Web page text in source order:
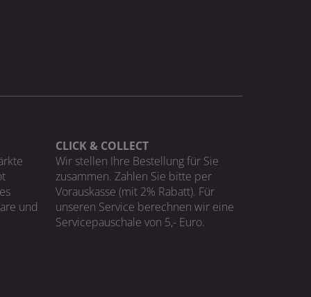
und
CLICK & COLLECT
Wir stellen Ihre Bestellung für Sie
zusammen. Zahlen Sie bitte per
Vorauskasse (mit 2% Rabatt). Für
unseren Service berechnen wir eine
Servicepauschale von 5,- Euro.